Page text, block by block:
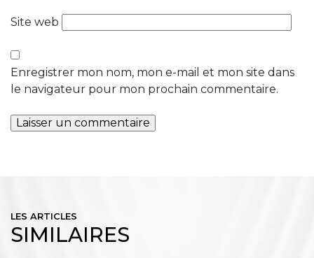
Site web
Enregistrer mon nom, mon e-mail et mon site dans
le navigateur pour mon prochain commentaire.
LES ARTICLES
SIMILAIRES